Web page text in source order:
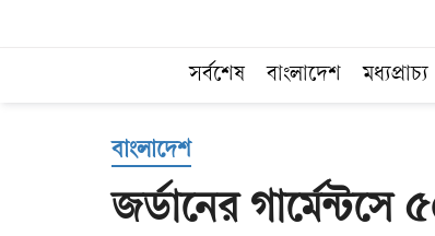
সর্বশেষ বাংলাদেশ মধ্যপ্রাচ্য
বাংলাদেশ
জর্ডানের